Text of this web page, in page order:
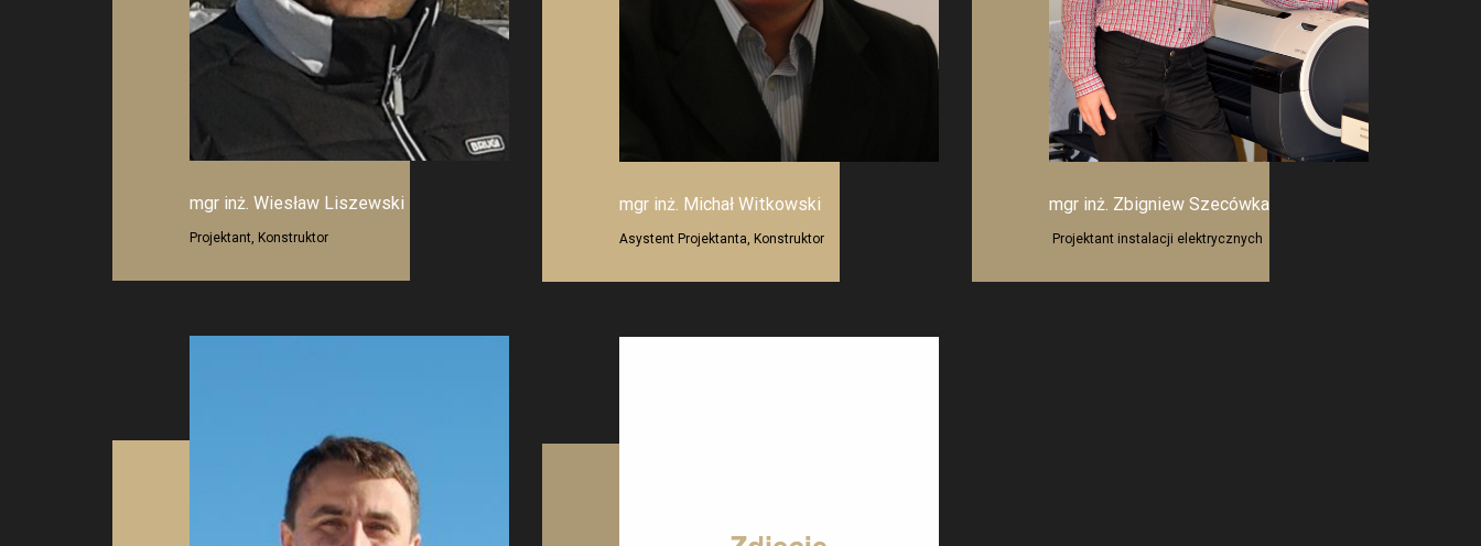
mgr inż. Wiesław Liszewski
Projektant, Konstruktor
mgr inż. Michał Witkowski
Asystent Projektanta, Konstruktor
mgr inż. Zbigniew Szecówka
Projektant instalacji elektrycznych